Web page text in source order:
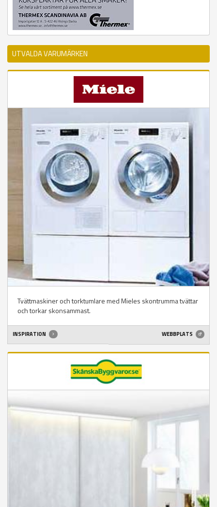
UTVALDA VARUMÄRKEN
Tvättmaskiner och torktumlare med Mieles skontrumma tvättar
och torkar skonsammast.
INSPIRATION WEBBPLATS